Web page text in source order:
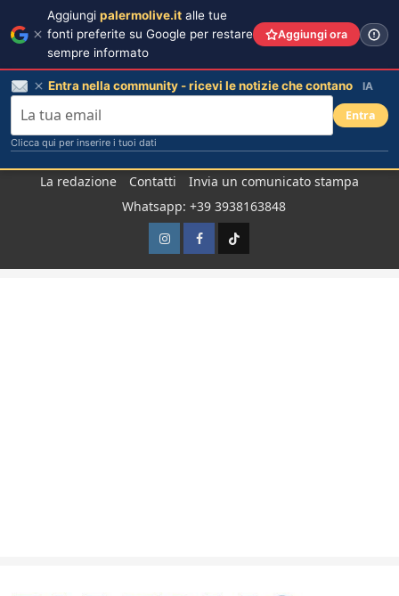
La redazione Contatti
Invia un comunicato stampa
Whatsapp: +39 3938163848
InstagramFacebook
TikTok
Aggiungi palermolive.it alle tue
fonti preferite su Google per restare
sempre informato
Aggiungi ora
Entra nella community - ricevi le notizie che contano IA
Entra
Clicca qui per inserire i tuoi dati